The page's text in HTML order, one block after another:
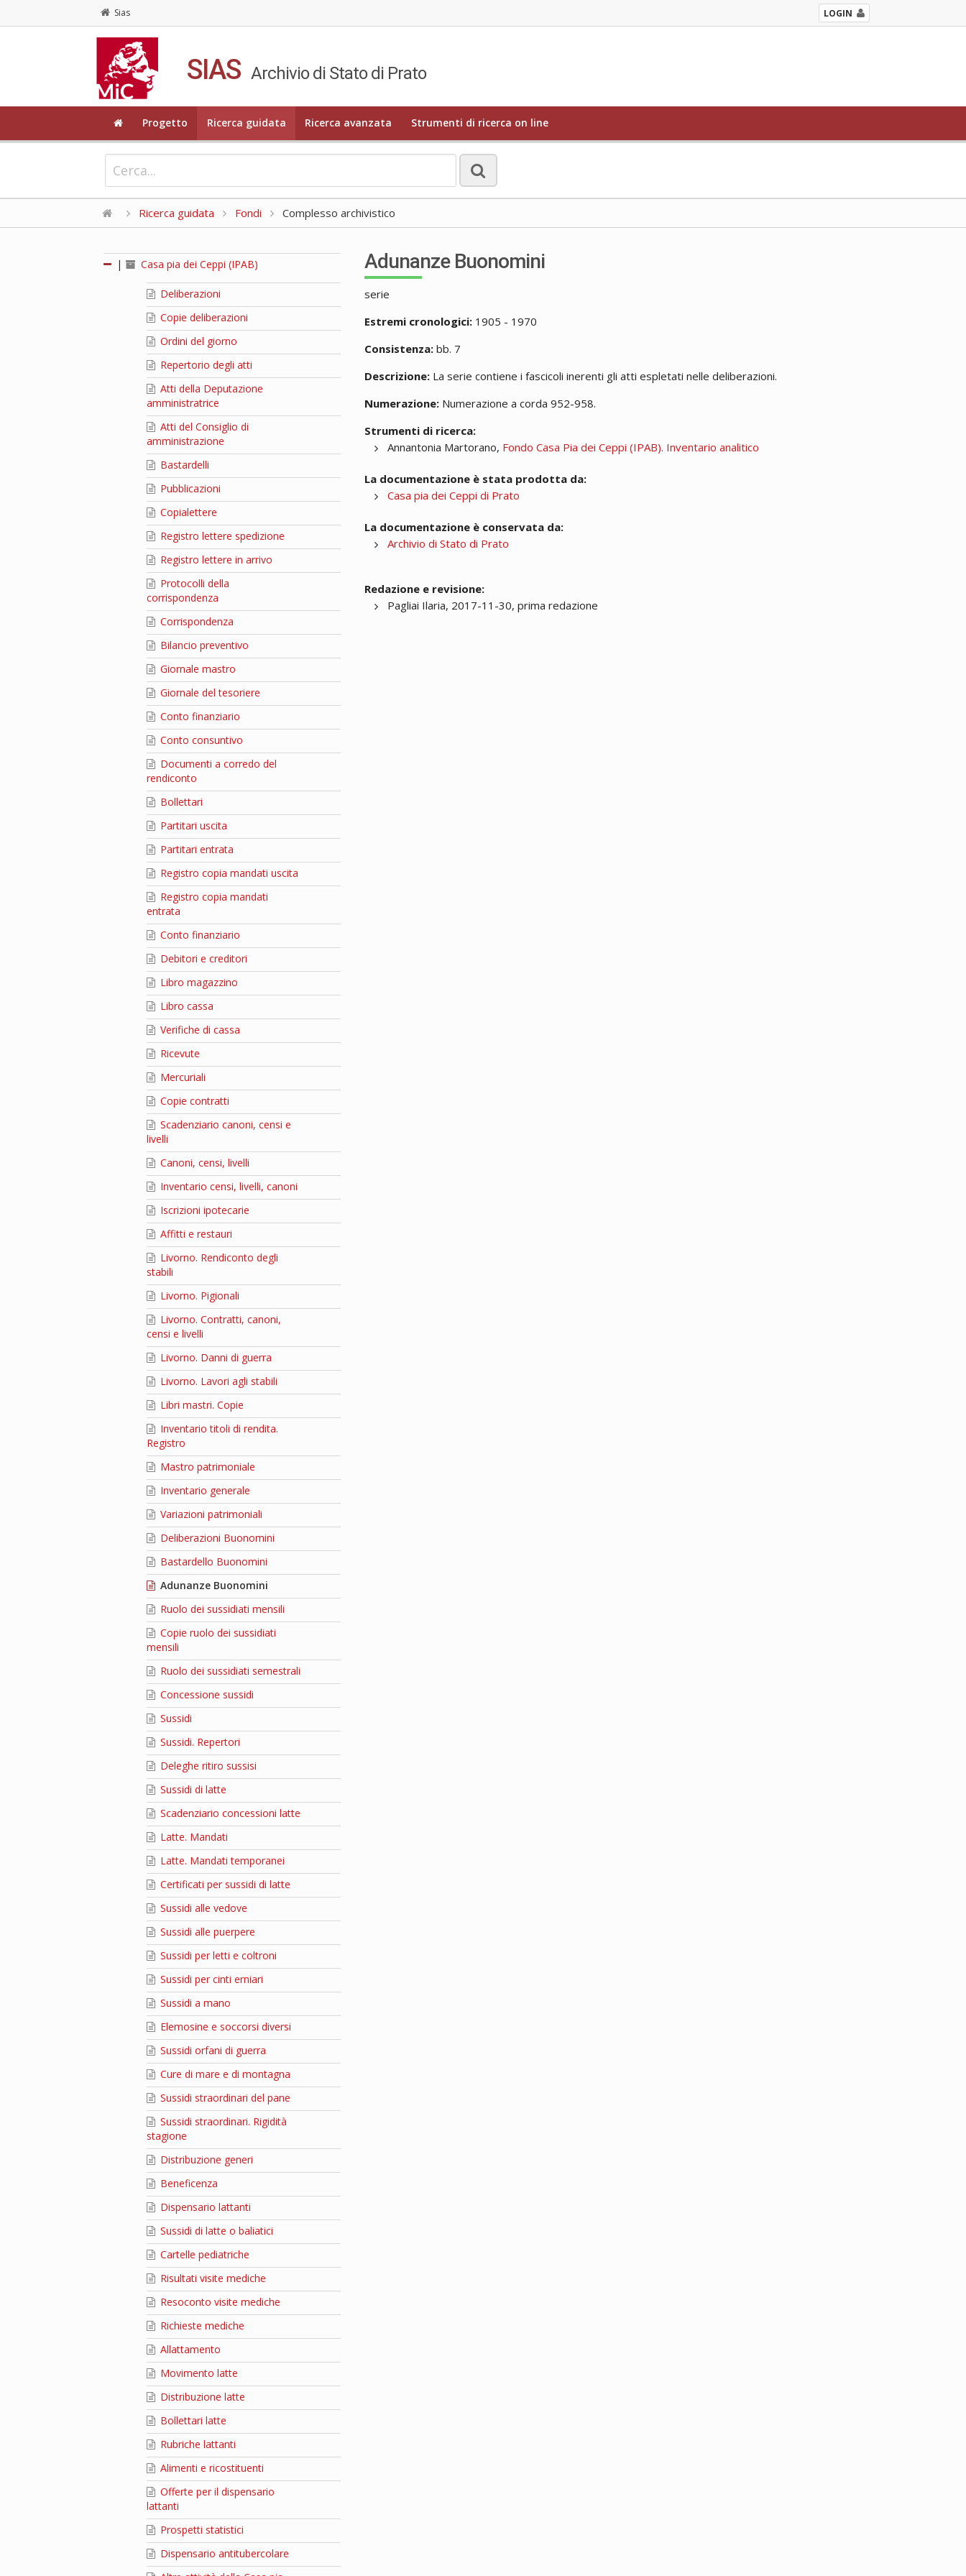
Sias LOGIN
SIAS Archivio di Stato di Prato
Progetto Ricerca guidata Ricerca avanzata Strumenti di ricerca on line
Ricerca guidata Fondi Complesso archivistico
| Casa pia dei Ceppi (IPAB)
Deliberazioni
Copie deliberazioni
Ordini del giorno
Repertorio degli atti
Atti della Deputazione
amministratrice
Atti del Consiglio di
amministrazione
Bastardelli
Pubblicazioni
Copialettere
Registro lettere spedizione
Registro lettere in arrivo
Protocolli della
corrispondenza
Corrispondenza
Bilancio preventivo
Giornale mastro
Giornale del tesoriere
Conto finanziario
Conto consuntivo
Documenti a corredo del
rendiconto
Bollettari
Partitari uscita
Partitari entrata
Registro copia mandati uscita
Registro copia mandati
entrata
Conto finanziario
Debitori e creditori
Libro magazzino
Libro cassa
Verifiche di cassa
Ricevute
Mercuriali
Copie contratti
Scadenziario canoni, censi e
livelli
Canoni, censi, livelli
Inventario censi, livelli, canoni
Iscrizioni ipotecarie
Affitti e restauri
Livorno. Rendiconto degli
stabili
Livorno. Pigionali
Livorno. Contratti, canoni,
censi e livelli
Livorno. Danni di guerra
Livorno. Lavori agli stabili
Libri mastri. Copie
Inventario titoli di rendita.
Registro
Mastro patrimoniale
Inventario generale
Variazioni patrimoniali
Deliberazioni Buonomini
Bastardello Buonomini
Adunanze Buonomini
Ruolo dei sussidiati mensili
Copie ruolo dei sussidiati
mensili
Ruolo dei sussidiati semestrali
Concessione sussidi
Sussidi
Sussidi. Repertori
Deleghe ritiro sussisi
Sussidi di latte
Scadenziario concessioni latte
Latte. Mandati
Latte. Mandati temporanei
Certificati per sussidi di latte
Sussidi alle vedove
Sussidi alle puerpere
Sussidi per letti e coltroni
Sussidi per cinti erniari
Sussidi a mano
Elemosine e soccorsi diversi
Sussidi orfani di guerra
Cure di mare e di montagna
Sussidi straordinari del pane
Sussidi straordinari. Rigidità
stagione
Distribuzione generi
Beneficenza
Dispensario lattanti
Sussidi di latte o baliatici
Cartelle pediatriche
Risultati visite mediche
Resoconto visite mediche
Richieste mediche
Allattamento
Movimento latte
Distribuzione latte
Bollettari latte
Rubriche lattanti
Alimenti e ricostituenti
Offerte per il dispensario
lattanti
Prospetti statistici
Dispensario antitubercolare
Adunanze Buonomini
serie
Estremi cronologici: 1905 - 1970
Consistenza: bb. 7
Descrizione: La serie contiene i fascicoli inerenti gli atti espletati nelle deliberazioni.
Numerazione: Numerazione a corda 952-958.
Strumenti di ricerca:
Annantonia Martorano, Fondo Casa Pia dei Ceppi (IPAB). Inventario analitico
La documentazione è stata prodotta da:
Casa pia dei Ceppi di Prato
La documentazione è conservata da:
Archivio di Stato di Prato
Redazione e revisione:
Pagliai Ilaria, 2017-11-30, prima redazione